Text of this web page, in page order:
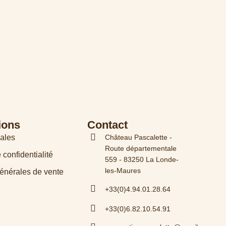
confidentialité
de vente
Contact
Château Pascalette -
Route départementale
559 - 83250 La Londe-
les-Maures
+33(0)4.94.01.28.64
+33(0)6.82.10.54.91